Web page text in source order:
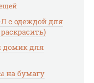
с одеждой для
домик для
на бумагу